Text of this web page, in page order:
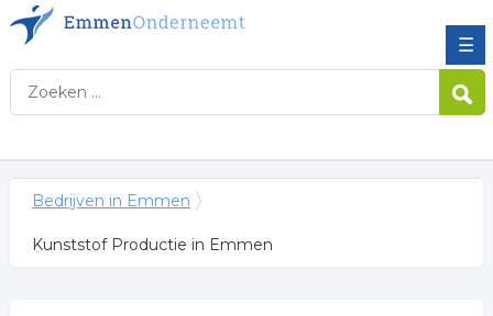
☰
Bedrijven in Emmen
Kunststof Productie in Emmen